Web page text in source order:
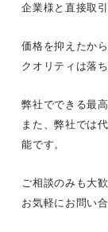
企業様と直接取
価格を抑えたか
クオリティは落
弊社でできる最
また、弊社では
能です。
ご相談のみも大
お気軽にお問い